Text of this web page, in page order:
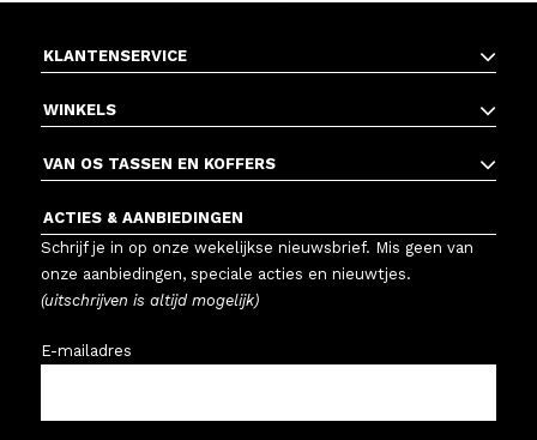
KLANTENSERVICE
WINKELS
VAN OS TASSEN EN KOFFERS
ACTIES & AANBIEDINGEN
Schrijf je in op onze wekelijkse nieuwsbrief. Mis geen van
onze aanbiedingen, speciale acties en nieuwtjes.
(uitschrijven is altijd mogelijk)
E-mailadres